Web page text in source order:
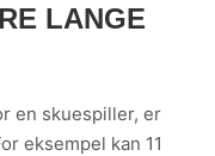
LANGE
en skuespiller, er
eksempel kan 11